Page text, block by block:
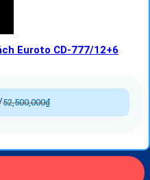
Euroto CD-777/12+6
52,500,000₫